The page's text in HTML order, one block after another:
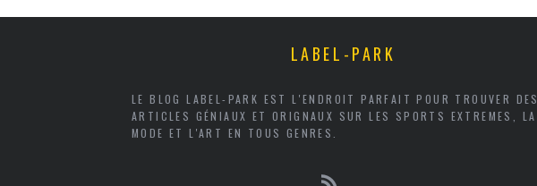
LABEL-PARK
LE BLOG LABEL-PARK EST L'ENDROIT PARFAIT POUR TROUVER DES
ARTICLES GÉNIAUX ET ORIGNAUX SUR LES SPORTS EXTREMES, LA
MODE ET L'ART EN TOUS GENRES.